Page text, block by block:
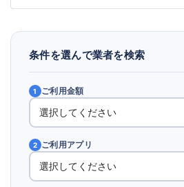
条件を選んで業者を検索
1 ご利用金額
2 ご利用アプリ